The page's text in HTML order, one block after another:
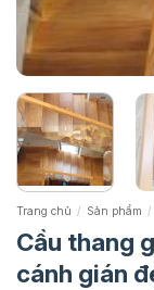
Trang chủ / Sản phẩm /
Cầu thang
cánh gián